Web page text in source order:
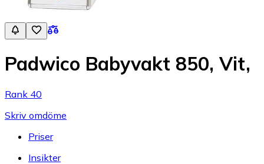
Padwico Babyvakt 850, Vit,
Rank 40
Skriv omdöme
Priser
Insikter